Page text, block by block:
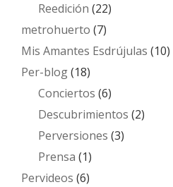
Reedición (22)
metrohuerto (7)
Mis Amantes Esdrújulas (10)
Per-blog(18)
Conciertos (6)
Descubrimientos (2)
Perversiones (3)
Prensa (1)
Pervideos (6)